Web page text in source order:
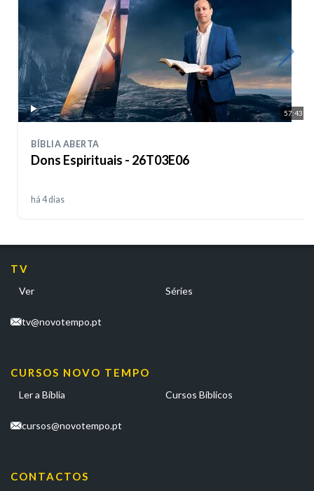
57:43
BÍBLIA ABERTA
Dons Espirituais - 26T03E06
há 4 dias
TV
Ver Séries
tv@novotempo.pt
CURSOS NOVO TEMPO
Ler a Bíblia Cursos Bíblicos
cursos@novotempo.pt
CONTACTOS